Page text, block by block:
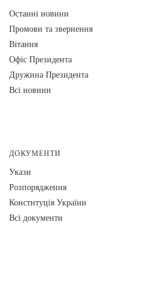
Останні новини
Промови та звернення
Вiтання
Офіс Президента
Дружина Президента
Всі новини
ДОКУМЕНТИ
Укази
Розпорядження
Конституція України
Всі документи